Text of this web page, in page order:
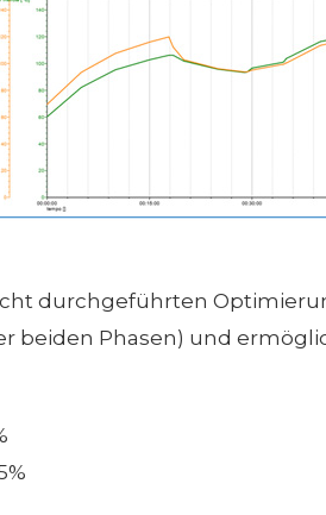
durchgeführten
beiden Phasen) und